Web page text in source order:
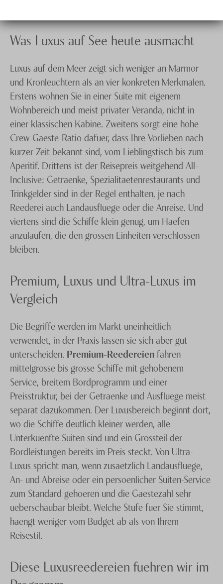
Was Luxus auf See heute ausmacht
Luxus auf dem Meer zeigt sich weniger an Marmor
und Kronleuchtern als an vier konkreten Merkmalen.
Erstens wohnen Sie in einer Suite mit eigenem
Wohnbereich und meist privater Veranda, nicht in
einer klassischen Kabine. Zweitens sorgt eine hohe
Crew-Gaeste-Ratio dafuer, dass Ihre Vorlieben nach
kurzer Zeit bekannt sind, vom Lieblingstisch bis zum
Aperitif. Drittens ist der Reisepreis weitgehend All-
Inclusive: Getraenke, Spezialitaetenrestaurants und
Trinkgelder sind in der Regel enthalten, je nach
Reederei auch Landausfluege oder die Anreise. Und
viertens sind die Schiffe klein genug, um Haefen
anzulaufen, die den grossen Einheiten verschlossen
bleiben.
Premium, Luxus und Ultra-Luxus im
Vergleich
Die Begriffe werden im Markt uneinheitlich
verwendet, in der Praxis lassen sie sich aber gut
unterscheiden. Premium-Reedereienfahren
mittelgrosse bis grosse Schiffe mit gehobenem
Service, breitem Bordprogramm und einer
Preisstruktur, bei der Getraenke und Ausfluege meist
separat dazukommen. Der Luxusbereich beginnt dort,
wo die Schiffe deutlich kleiner werden, alle
Unterkuenfte Suiten sind und ein Grossteil der
Bordleistungen bereits im Preis steckt. Von Ultra-
Luxus spricht man, wenn zusaetzlich Landausfluege,
An- und Abreise oder ein persoenlicher Suiten-Service
zum Standard gehoeren und die Gaestezahl sehr
ueberschaubar bleibt. Welche Stufe fuer Sie stimmt,
haengt weniger vom Budget ab als von Ihrem
Reisestil.
Diese Luxusreedereien fuehren wir im